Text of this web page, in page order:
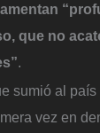
que no
.
sumió al
vez en